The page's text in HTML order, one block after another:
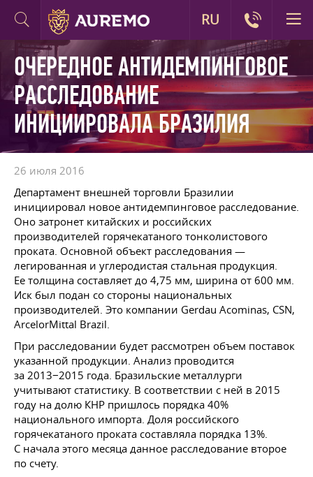
ОЧЕРЕДНОЕ АНТИДЕМПИНГОВОЕ
РАССЛЕДОВАНИЕ
ИНИЦИИРОВАЛА БРАЗИЛИЯ
26 июля 2016
Департамент внешней торговли Бразилии
инициировал новое антидемпинговое расследование.
Оно затронет китайских и российских
производителей горячекатаного тонколистового
проката. Основной объект расследования —
легированная и углеродистая стальная продукция.
Ее толщина составляет до 4,75 мм, ширина от 600 мм.
Иск был подан со стороны национальных
производителей. Это компании Gerdau Acominas, CSN,
ArcelorMittal Brazil.
При расследовании будет рассмотрен объем поставок
указанной продукции. Анализ проводится
за 2013−2015 года. Бразильские металлурги
учитывают статистику. В соответствии с ней в 2015
году на долю КНР пришлось порядка 40%
национального импорта. Доля российского
горячекатаного проката составляла порядка 13%.
С начала этого месяца данное расследование второе
по счету.
RU